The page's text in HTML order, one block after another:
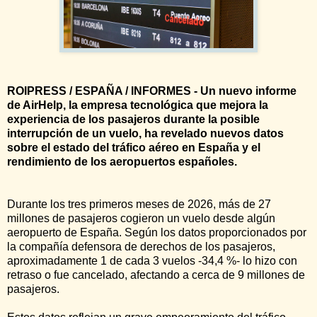
ROIPRESS / ESPAÑA / INFORMES - Un nuevo informe
de AirHelp, la empresa tecnológica que mejora la
experiencia de los pasajeros durante la posible
interrupción de un vuelo, ha revelado nuevos datos
sobre el estado del tráfico aéreo en España y el
rendimiento de los aeropuertos españoles.
Durante los tres primeros meses de 2026, más de 27
millones de pasajeros cogieron un vuelo desde algún
aeropuerto de España. Según los datos proporcionados por
la compañía defensora de derechos de los pasajeros,
aproximadamente 1 de cada 3 vuelos -34,4 %- lo hizo con
retraso o fue cancelado, afectando a cerca de 9 millones de
pasajeros.